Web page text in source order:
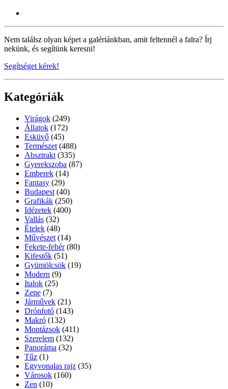
Nem találsz olyan képet a galériánkban, amit feltennél a falra? Írj
nekünk, és segítünk keresni!
Segítséget kérek!
Kategóriák
Virágok (249)
Állatok (172)
Esküvő (45)
Természet (488)
Absztrakt (335)
Gyerekszoba (87)
Emberek (14)
Fantasy (29)
Budapest (40)
Grafikák (250)
Idézetek (400)
Vallás (32)
Ételek (48)
Művészet (14)
Fekete-fehér (80)
Kifestők (51)
Gyümölcsök (19)
Modern (9)
Italok (25)
Zene (7)
Járművek (21)
Drónfotó (143)
Makró (132)
Montázsok (411)
Szerelem (132)
Panoráma (32)
Tűz (1)
Egyvonalas rajz (35)
Városok (160)
Zen (10)